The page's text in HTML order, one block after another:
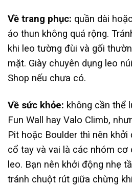
Về trang phục: quần dài
áo thun không quá rộng.
khi leo tường đùi và gối
mặt. Giày chuyên dụng leo
Shop nếu chưa có.
Về sức khỏe: không cần thể
Fun Wall hay Valo Climb,
Pit hoặc Boulder thì nên khởi
cổ tay và vai là các nhóm cơ
leo. Bạn nên khởi động nhẹ
tránh chuột rút giữa chừng